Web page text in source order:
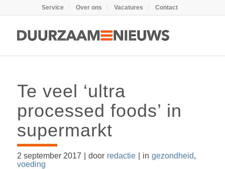
Service Over ons Vacatures Contact
Te veel ‘ultra
processed foods’ in
supermarkt
2 september 2017 door redactie in gezondheid,
voeding